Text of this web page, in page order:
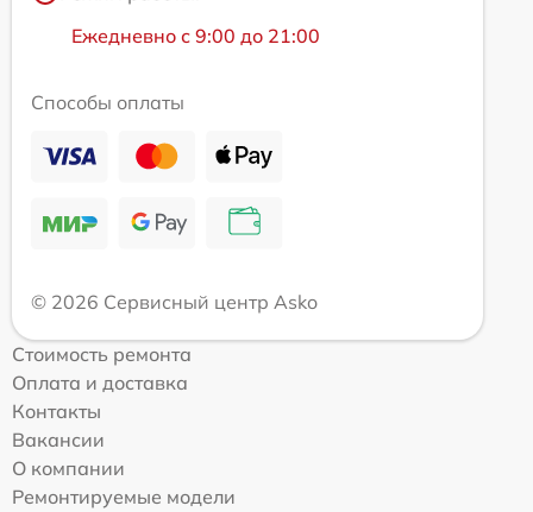
Ежедневно с 9:00 до 21:00
Способы оплаты
© 2026 Сервисный центр Asko
Стоимость ремонта
Оплата и доставка
Контакты
Вакансии
О компании
Ремонтируемые модели